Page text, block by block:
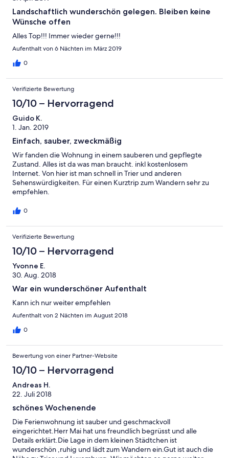
Landschaftlich wunderschön gelegen. Bleiben keine
Wünsche offen
Alles Top!!! Immer wieder gerne!!!
Aufenthalt von 6 Nächten im März 2019
0
Verifizierte Bewertung
10/10 – Hervorragend
Guido K.
1. Jan. 2019
Einfach, sauber, zweckmäßig
Wir fanden die Wohnung in einem sauberen und gepflegte
Zustand. Alles ist da was man braucht. inkl kostenlosem
Internet. Von hier ist man schnell in Trier und anderen
Sehenswürdigkeiten. Für einen Kurztrip zum Wandern sehr zu
empfehlen.
0
Verifizierte Bewertung
10/10 – Hervorragend
Yvonne E.
30. Aug. 2018
War ein wunderschöner Aufenthalt
Kann ich nur weiter empfehlen
Aufenthalt von 2 Nächten im August 2018
0
Bewertung von einer Partner-Website
10/10 – Hervorragend
Andreas H.
22. Juli 2018
schönes Wochenende
Die Ferienwohnung ist sauber und geschmackvoll
eingerichtet.Herr Mai hat uns freundlich begrüsst und alle
Details erklärt.Die Lage in dem kleinen Städtchen ist
wunderschön ,ruhig und lädt zum Wandern ein.Gut ist auch die